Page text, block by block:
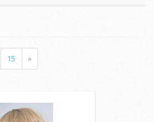
15 »